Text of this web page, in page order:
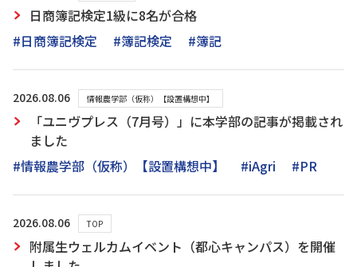
日商簿記検定1級に8名が合格
#日商簿記検定
#簿記検定 #簿記
2026.08.06 情報農学部（仮称）【設置構想中】
「ユニヴプレス（7月号）」に本学部の記事が掲載され
ました
#情報農学部（仮称）【設置構想中】
#iAgri #PR
2026.08.06 TOP
附属生ウェルカムイベント（都心キャンパス）を開催